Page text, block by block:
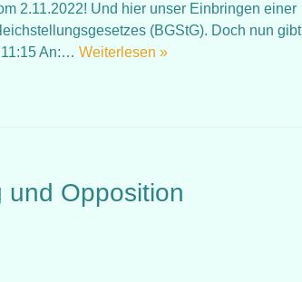
2.11.2022! Und hier unser Einbringen einer
(BGStG). Doch nun gibt
An:… Weiterlesen »
und Opposition